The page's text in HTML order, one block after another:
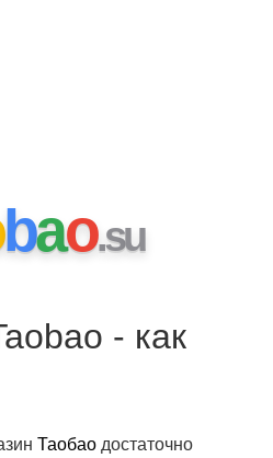
bao.su
- как
Таобаодостаточно